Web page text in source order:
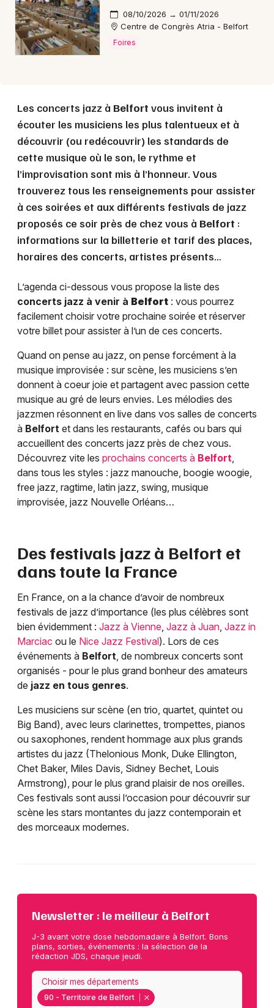
08/10/2026 → 01/11/2026
Centre de Congrès Atria - Belfort
Foires
Les concerts jazz à Belfort vous invitent à
écouter les musiciens les plus talentueux et à
découvrir (ou redécouvrir) les standards de
cette musique où le son, le rythme et
l’improvisation sont mis à l’honneur. Vous
trouverez tous les renseignements pour assister
à ces soirées et aux différents festivals de jazz
proposés ce soir près de chez vous à Belfort :
informations sur la billetterie et tarif des places,
horaires des concerts, artistes présents…
L’agenda ci-dessous vous propose la liste des
concerts jazz à venir à Belfort : vous pourrez
facilement choisir votre prochaine soirée et réserver
votre billet pour assister à l’un de ces concerts.
Quand on pense au jazz, on pense forcément à la
musique improvisée : sur scène, les musiciens s’en
donnent à coeur joie et partagent avec passion cette
musique au gré de leurs envies. Les mélodies des
jazzmen résonnent en live dans vos salles de concerts
à Belfort et dans les restaurants, cafés ou bars qui
accueillent des concerts jazz près de chez vous.
Découvrez vite les prochains concerts à Belfort,
dans tous les styles : jazz manouche, boogie woogie,
free jazz, ragtime, latin jazz, swing, musique
improvisée, jazz Nouvelle Orléans…
Des festivals jazz à Belfort et
dans toute la France
En France, on a la chance d’avoir de nombreux
festivals de jazz d’importance (les plus célèbres sont
bien évidemment : Jazz à Vienne, Jazz à Juan, Jazz in
Marciac ou le Nice Jazz Festival). Lors de ces
événements à Belfort, de nombreux concerts sont
organisés - pour le plus grand bonheur des amateurs
de jazz en tous genres.
Les musiciens sur scène (en trio, quartet, quintet ou
Big Band), avec leurs clarinettes, trompettes, pianos
ou saxophones, rendent hommage aux plus grands
artistes du jazz (Thelonious Monk, Duke Ellington,
Chet Baker, Miles Davis, Sidney Bechet, Louis
Armstrong), pour le plus grand plaisir de nos oreilles.
Ces festivals sont aussi l’occasion pour découvrir sur
scène les stars montantes du jazz contemporain et
des morceaux modernes.
Newsletter : le meilleur à Belfort
J-3 avant votre dose hebdomadaire à Belfort. Bons
plans, sorties, événements : la sélection de la
rédaction JDS, chaque jeudi.
90 - Territoire de Belfort
Choisir mes départements